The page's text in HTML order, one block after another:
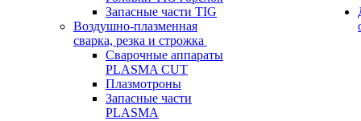
Запасные части TIG
Воздушно-плазменная
сварка, резка и строжка
Сварочные аппараты
PLASMA CUT
Плазмотроны
Запасные части
PLASMA